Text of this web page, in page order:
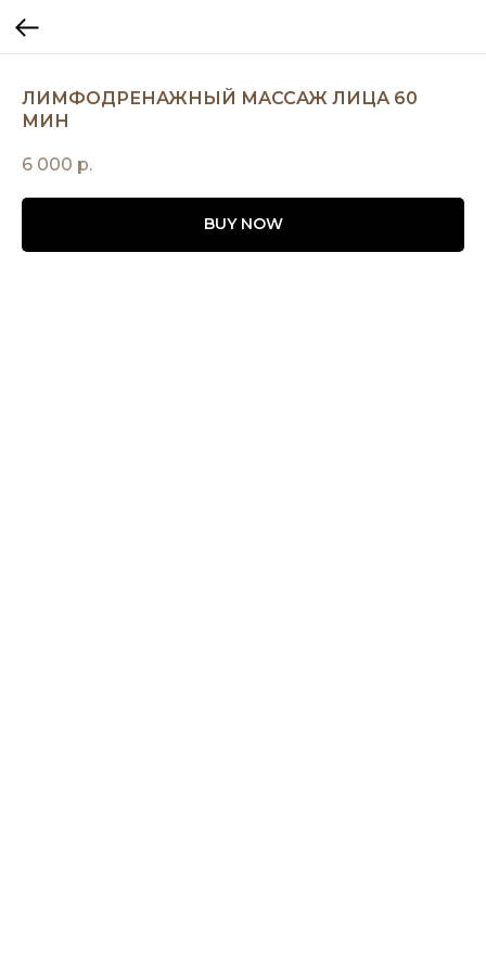
ЛИМФОДРЕНАЖНЫЙ МАССАЖ ЛИЦА 60
МИН
6 000 р.
BUY NOW